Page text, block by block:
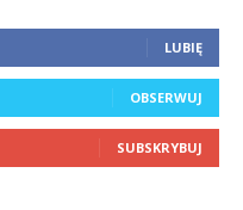
LUBIĘ
OBSERWUJ
SUBSKRYBUJ